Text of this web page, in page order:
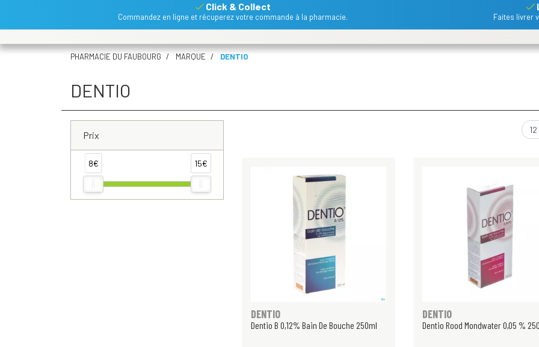
Click & Collect
Commandez en ligne et récuperez votre commande à la pharmacie. Faites livrer
PHARMACIE DU FAUBOURG MARQUE DENTIO
DENTIO
Prix
8€ 15€
DENTIO
Dentio B 0,12% Bain De Bouche 250ml
DENTIO
Dentio Rood Mondwater 0,05 %